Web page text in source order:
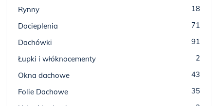
Rynny
18
Docieplenia
71
Dachówki
91
Łupki i włóknocementy
2
Okna dachowe
43
Folie Dachowe
35